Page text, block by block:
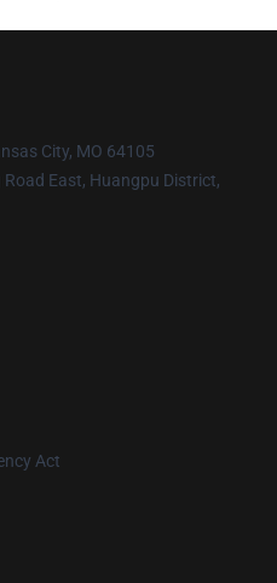
City, MO 64105
East, Huangpu District,
Act